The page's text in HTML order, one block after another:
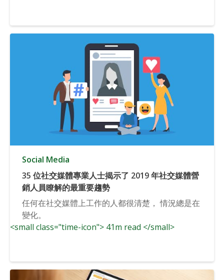
Social Media
35 位社交媒體專業人士揭示了 2019 年社交媒體營
銷人員瞭解的最重要趨勢
任何在社交媒體上工作的人都很清楚， 情況總是在
變化。
<small class="time-icon"> 41m read </small>